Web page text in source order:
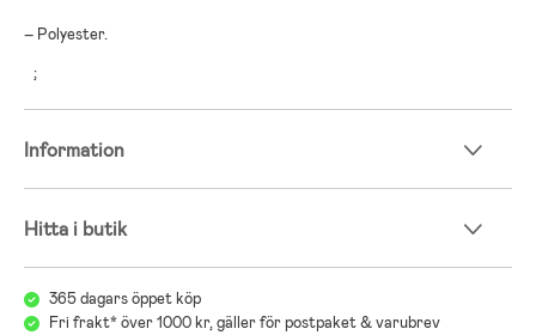
– Polyester.
;
Information
Hitta i butik
365 dagars öppet köp
Fri frakt* över 1000 kr, gäller för postpaket & varubrev